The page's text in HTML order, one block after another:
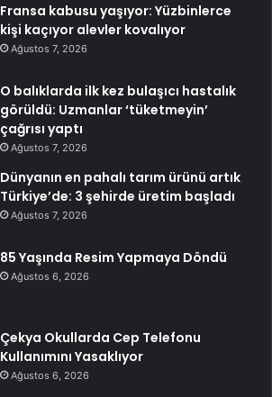
Fransa kabusu yaşıyor: Yüzbinlerce
kişi kaçıyor alevler kovalıyor
Ağustos 7, 2026
O balıklarda ilk kez bulaşıcı hastalık
görüldü: Uzmanlar ‘tüketmeyin’
çağrısı yaptı
Ağustos 7, 2026
Dünyanın en pahalı tarım ürünü artık
Türkiye’de: 3 şehirde üretim başladı
Ağustos 7, 2026
85 Yaşında Resim Yapmaya Döndü
Ağustos 6, 2026
Çekya Okullarda Cep Telefonu
Kullanımını Yasaklıyor
Ağustos 6, 2026